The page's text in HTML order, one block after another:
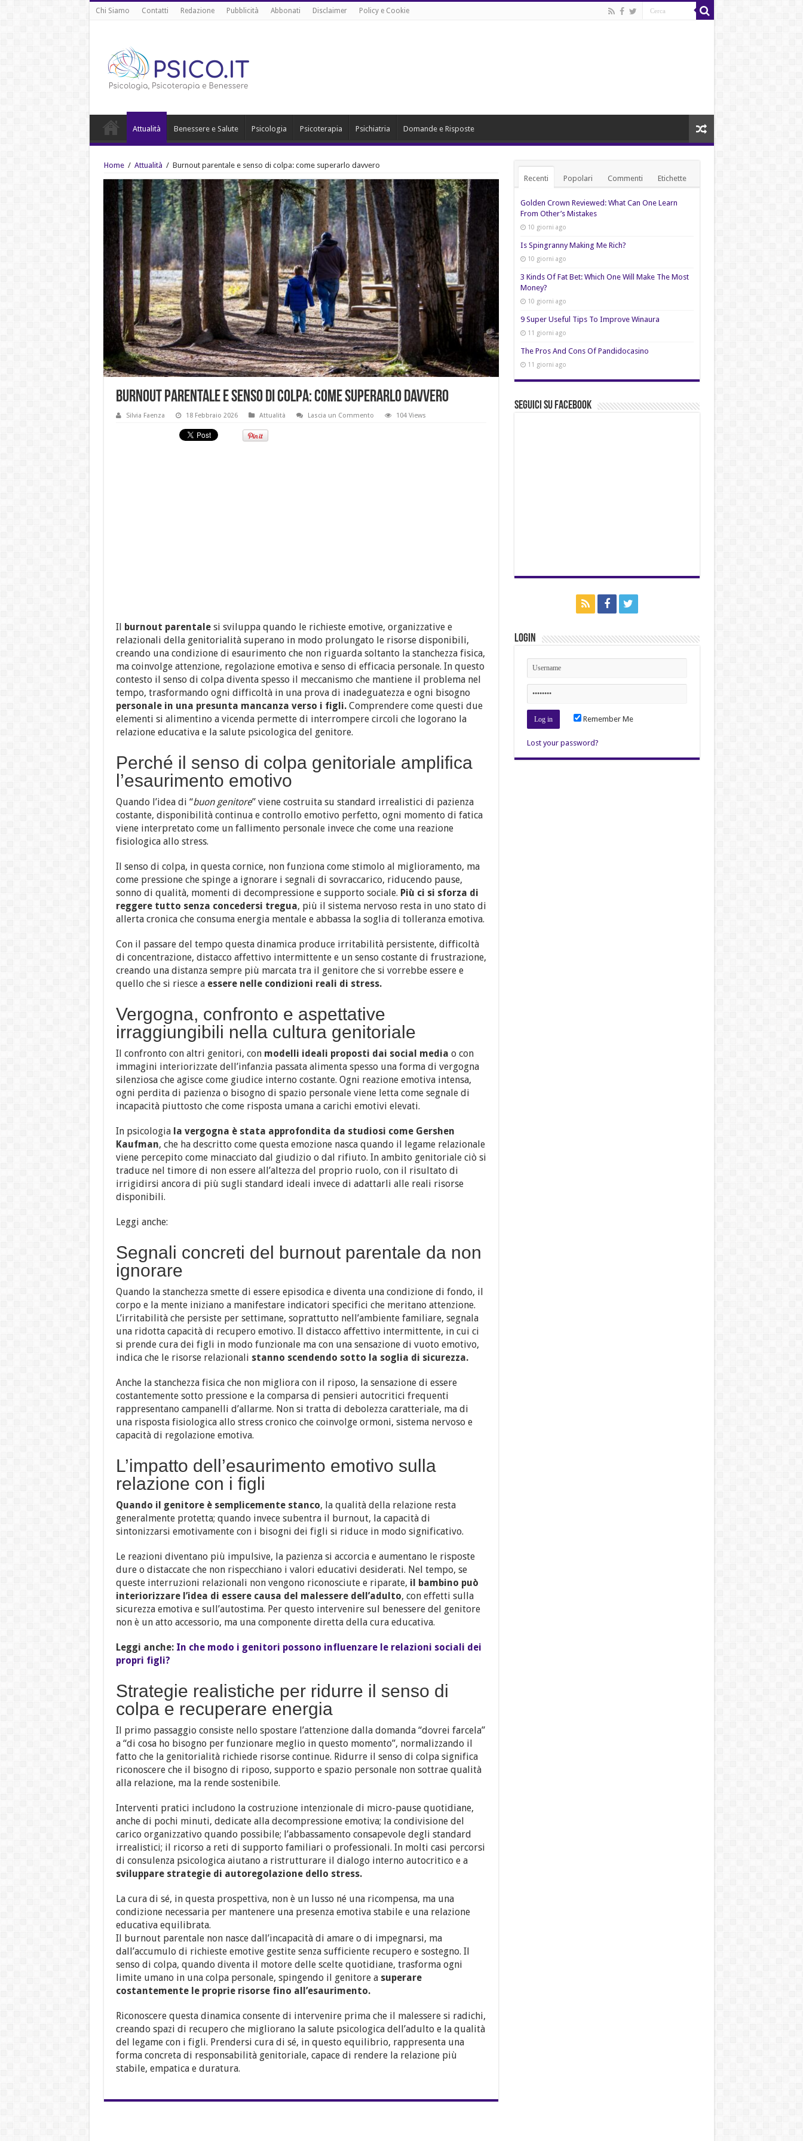
Chi Siamo Contatti Redazione Pubblicità Abbonati Disclaimer Policy e Cookie
Attualità Benessere e Salute Psicologia Psicoterapia Psichiatria Domande e Risposte
Home / Attualità / Burnout parentale e senso di colpa: come superarlo davvero
Burnout parentale e senso di colpa: come superarlo davvero
Silvia Faenza 18 Febbraio 2026 Attualità Lascia un Commento 104 Views
Il burnout parentalesi sviluppa quando le richieste emotive, organizzative e
relazionali della genitorialità superano in modo prolungato le risorse disponibili,
creando una condizione di esaurimento che non riguarda soltanto la stanchezza fisica,
ma coinvolge attenzione, regolazione emotiva e senso di efficacia personale. In questo
contesto il senso di colpa diventa spesso il meccanismo che mantiene il problema nel
tempo, trasformando ogni difficoltà in una prova di inadeguatezza e ogni bisogno
personale in una presunta mancanza verso i figli.Comprendere come questi due
elementi si alimentino a vicenda permette di interrompere circoli che logorano la
relazione educativa e la salute psicologica del genitore.
Perché il senso di colpa genitoriale amplifica
l’esaurimento emotivo
Quando l’idea di “buon genitore” viene costruita su standard irrealistici di pazienza
costante, disponibilità continua e controllo emotivo perfetto, ogni momento di fatica
viene interpretato come un fallimento personale invece che come una reazione
fisiologica allo stress.
Il senso di colpa, in questa cornice, non funziona come stimolo al miglioramento, ma
come pressione che spinge a ignorare i segnali di sovraccarico, riducendo pause,
sonno di qualità, momenti di decompressione e supporto sociale. Più ci si sforza di
reggere tutto senza concedersi tregua, più il sistema nervoso resta in uno stato di
allerta cronica che consuma energia mentale e abbassa la soglia di tolleranza emotiva.
Con il passare del tempo questa dinamica produce irritabilità persistente, difficoltà
di concentrazione, distacco affettivo intermittente e un senso costante di frustrazione,
creando una distanza sempre più marcata tra il genitore che si vorrebbe essere e
quello che si riesce a essere nelle condizioni reali di stress.
Vergogna, confronto e aspettative
irraggiungibili nella cultura genitoriale
Il confronto con altri genitori, con modelli ideali proposti dai social media o con
immagini interiorizzate dell’infanzia passata alimenta spesso una forma di vergogna
silenziosa che agisce come giudice interno costante. Ogni reazione emotiva intensa,
ogni perdita di pazienza o bisogno di spazio personale viene letta come segnale di
incapacità piuttosto che come risposta umana a carichi emotivi elevati.
In psicologiala vergogna è stata approfondita da studiosi come Gershen
Kaufman, che ha descritto come questa emozione nasca quando il legame relazionale
viene percepito come minacciato dal giudizio o dal rifiuto. In ambito genitoriale ciò si
traduce nel timore di non essere all’altezza del proprio ruolo, con il risultato di
irrigidirsi ancora di più sugli standard ideali invece di adattarli alle reali risorse
disponibili.
Leggi anche:
Segnali concreti del burnout parentale da non
ignorare
Quando la stanchezza smette di essere episodica e diventa una condizione di fondo, il
corpo e la mente iniziano a manifestare indicatori specifici che meritano attenzione.
L’irritabilità che persiste per settimane, soprattutto nell’ambiente familiare, segnala
una ridotta capacità di recupero emotivo. Il distacco affettivo intermittente, in cui ci
si prende cura dei figli in modo funzionale ma con una sensazione di vuoto emotivo,
indica che le risorse relazionali stanno scendendo sotto la soglia di sicurezza.
Anche la stanchezza fisica che non migliora con il riposo, la sensazione di essere
costantemente sotto pressione e la comparsa di pensieri autocritici frequenti
rappresentano campanelli d’allarme. Non si tratta di debolezza caratteriale, ma di
una risposta fisiologica allo stress cronico che coinvolge ormoni, sistema nervoso e
capacità di regolazione emotiva.
L’impatto dell’esaurimento emotivo sulla
relazione con i figli
Quando il genitore è semplicemente stanco, la qualità della relazione resta
generalmente protetta; quando invece subentra il burnout, la capacità di
sintonizzarsi emotivamente con i bisogni dei figli si riduce in modo significativo.
Le reazioni diventano più impulsive, la pazienza si accorcia e aumentano le risposte
dure o distaccate che non rispecchiano i valori educativi desiderati. Nel tempo, se
queste interruzioni relazionali non vengono riconosciute e riparate, il bambino può
interiorizzare l’idea di essere causa del malessere dell’adulto, con effetti sulla
sicurezza emotiva e sull’autostima. Per questo intervenire sul benessere del genitore
non è un atto accessorio, ma una componente diretta della cura educativa.
Leggi anche: In che modo i genitori possono influenzare le relazioni sociali dei
propri figli?
Strategie realistiche per ridurre il senso di
colpa e recuperare energia
Il primo passaggio consiste nello spostare l’attenzione dalla domanda “dovrei farcela”
a “di cosa ho bisogno per funzionare meglio in questo momento”, normalizzando il
fatto che la genitorialità richiede risorse continue. Ridurre il senso di colpa significa
riconoscere che il bisogno di riposo, supporto e spazio personale non sottrae qualità
alla relazione, ma la rende sostenibile.
Interventi pratici includono la costruzione intenzionale di micro-pause quotidiane,
anche di pochi minuti, dedicate alla decompressione emotiva; la condivisione del
carico organizzativo quando possibile; l’abbassamento consapevole degli standard
irrealistici; il ricorso a reti di supporto familiari o professionali. In molti casi percorsi
di consulenza psicologica aiutano a ristrutturare il dialogo interno autocritico e a
sviluppare strategie di autoregolazione dello stress.
La cura di sé, in questa prospettiva, non è un lusso né una ricompensa, ma una
condizione necessaria per mantenere una presenza emotiva stabile e una relazione
educativa equilibrata.
Il burnout parentale non nasce dall’incapacità di amare o di impegnarsi, ma
dall’accumulo di richieste emotive gestite senza sufficiente recupero e sostegno. Il
senso di colpa, quando diventa il motore delle scelte quotidiane, trasforma ogni
limite umano in una colpa personale, spingendo il genitore a superare
costantemente le proprie risorse fino all’esaurimento.
Riconoscere questa dinamica consente di intervenire prima che il malessere si radichi,
creando spazi di recupero che migliorano la salute psicologica dell’adulto e la qualità
del legame con i figli. Prendersi cura di sé, in questo equilibrio, rappresenta una
forma concreta di responsabilità genitoriale, capace di rendere la relazione più
stabile, empatica e duratura.
Recenti Popolari Commenti Etichette
Golden Crown Reviewed: What Can One Learn
From Other’s Mistakes
10 giorni ago
Is Spingranny Making Me Rich?
10 giorni ago
3 Kinds Of Fat Bet: Which One Will Make The Most
Money?
10 giorni ago
9 Super Useful Tips To Improve Winaura
11 giorni ago
The Pros And Cons Of Pandidocasino
11 giorni ago
Seguici su Facebook
Login
Remember Me
Lost your password?